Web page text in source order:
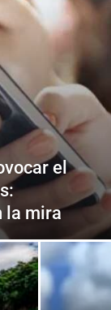
el
la mira